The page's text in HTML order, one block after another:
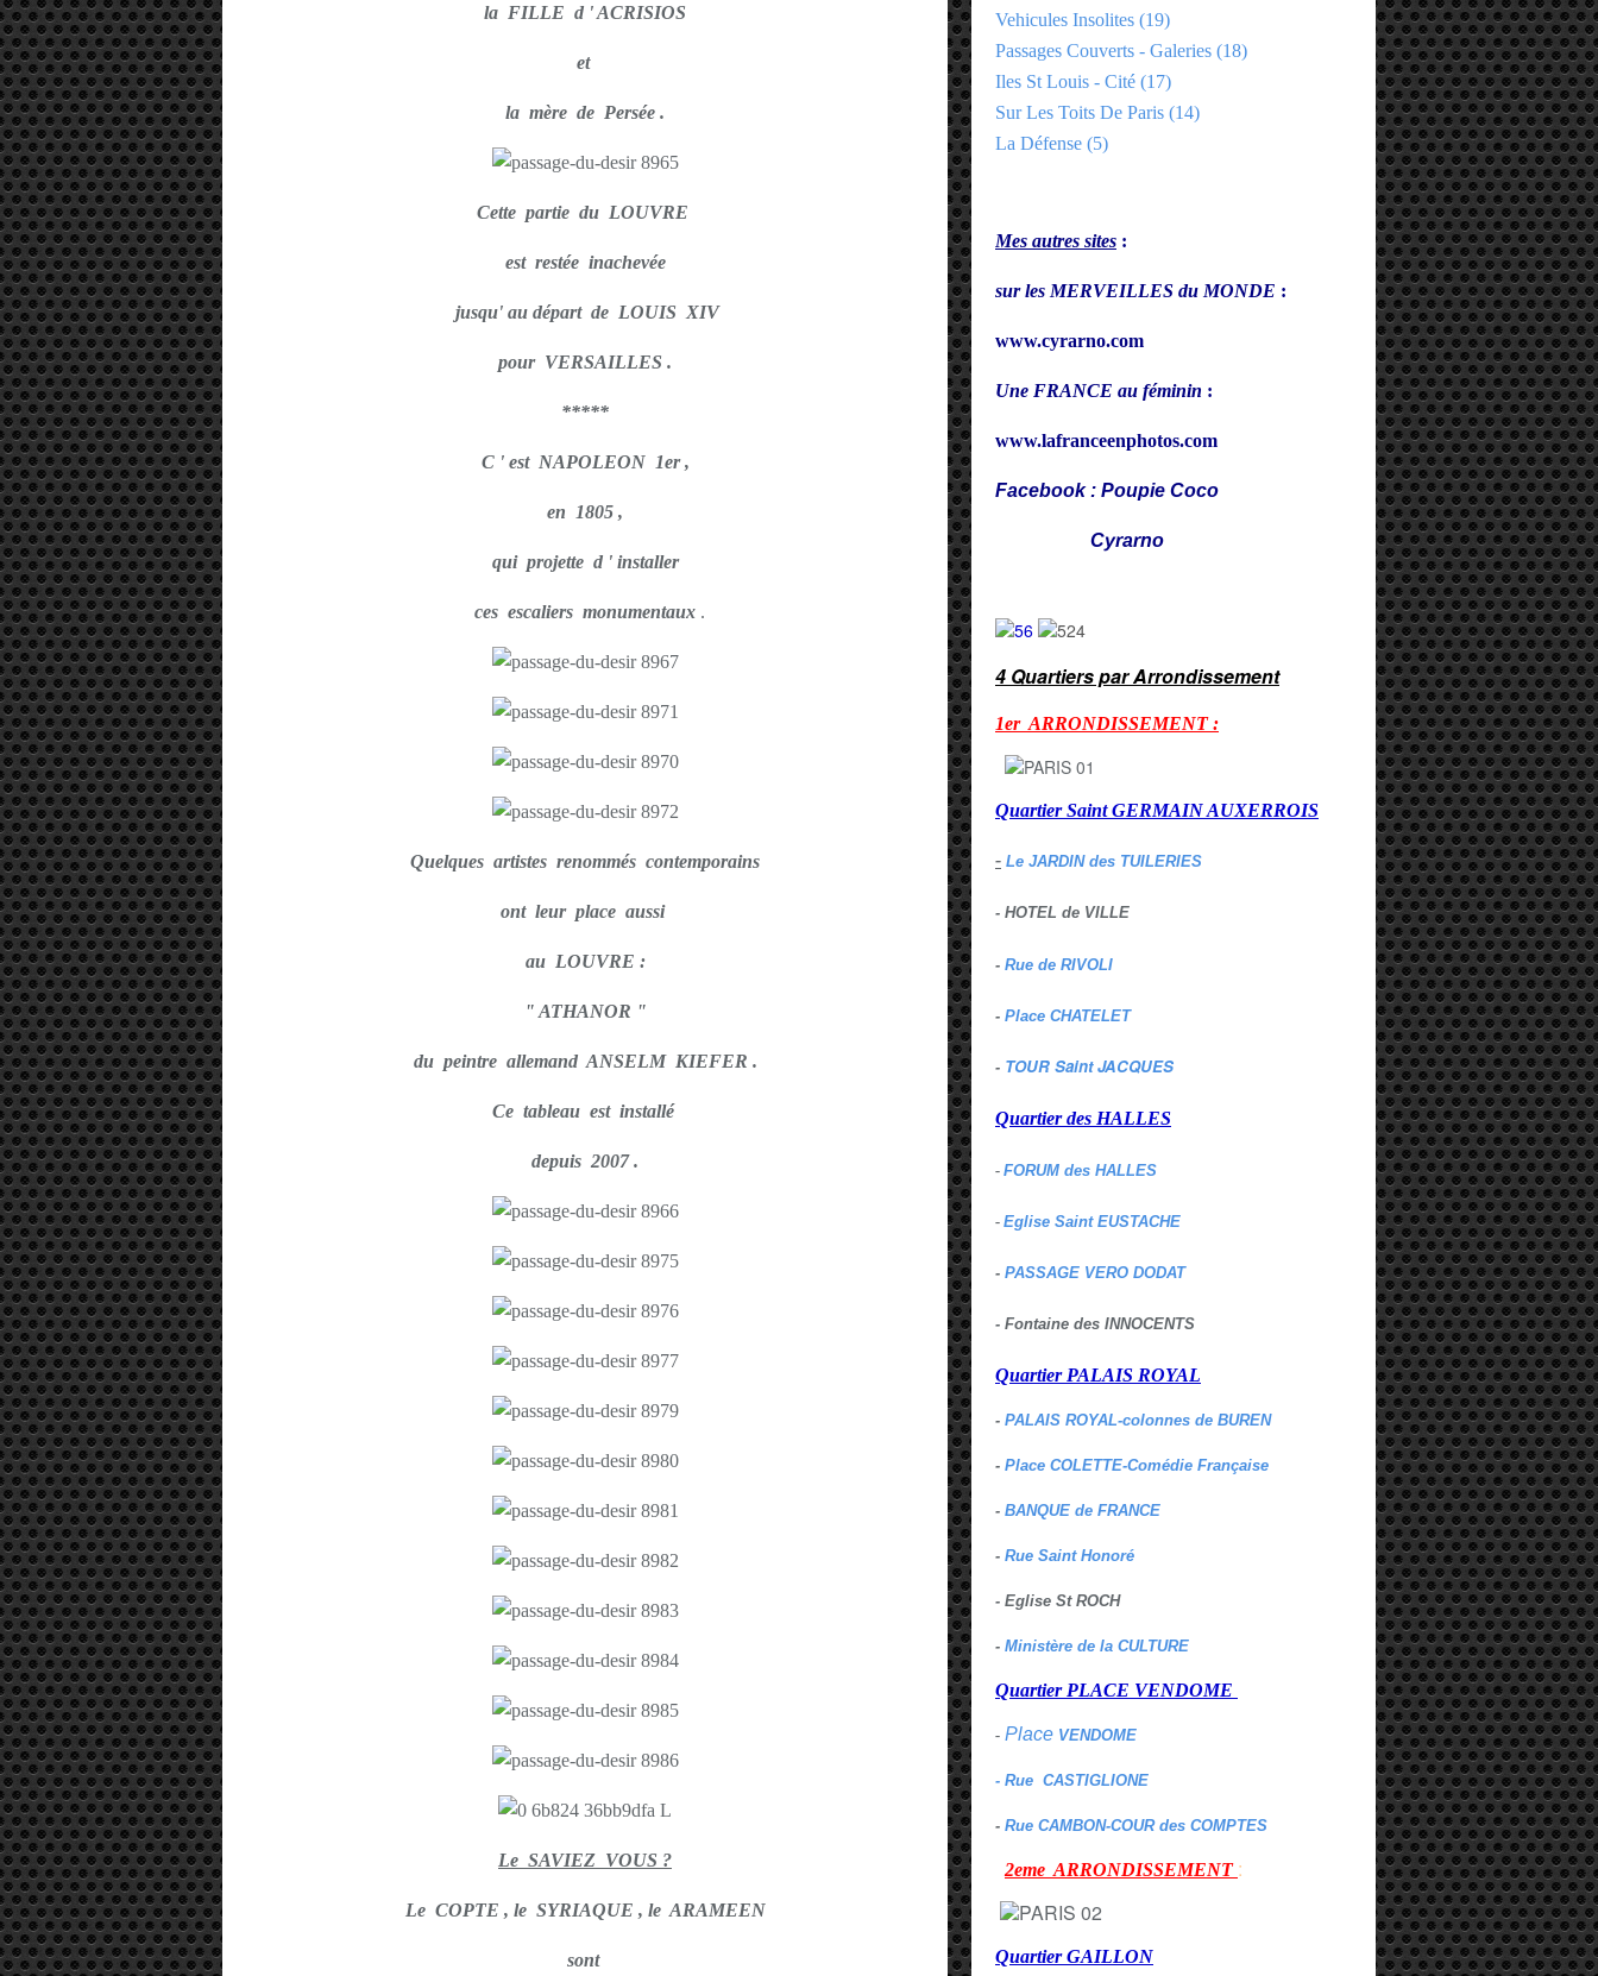
la FILLE d ' ACRISIOS
et
la mère de Persée .
Cette partie du LOUVRE
est restée inachevée
jusqu' au départ de LOUIS XIV
pour VERSAILLES .
*****
C ' est NAPOLEON 1er ,
en 1805 ,
qui projette d ' installer
ces escaliers monumentaux .
Quelques artistes renommés contemporains
ont leur place aussi
au LOUVRE :
" ATHANOR "
du peintre allemand ANSELM KIEFER .
Ce tableau est installé
depuis 2007 .
Le SAVIEZ VOUS ?
Le COPTE , le SYRIAQUE , le ARAMEEN
sont
Vehicules Insolites (19)
Passages Couverts - Galeries (18)
Iles St Louis - Cité (17)
Sur Les Toits De Paris (14)
La Défense (5)
Mes autres sites :
sur les MERVEILLES du MONDE :
www.cyrarno.com
Une FRANCE au féminin :
www.lafranceenphotos.com
Facebook : Poupie Coco
Cyrarno
4 Quartiers par Arrondissement
1er ARRONDISSEMENT :
Quartier Saint GERMAIN AUXERROIS
- Le JARDIN des TUILERIES
- HOTEL de VILLE
- Rue de RIVOLI
- Place CHATELET
- TOUR Saint JACQUES
Quartier des HALLES
- FORUM des HALLES
- Eglise Saint EUSTACHE
- PASSAGE VERO DODAT
- Fontaine des INNOCENTS
Quartier PALAIS ROYAL
- PALAIS ROYAL-colonnes de BUREN
- Place COLETTE-Comédie Française
- BANQUE de FRANCE
- Rue Saint Honoré
- Eglise St ROCH
- Ministère de la CULTURE
Quartier PLACE VENDOME
- Place VENDOME
- Rue CASTIGLIONE
- Rue CAMBON-COUR des COMPTES
2eme ARRONDISSEMENT :
Quartier GAILLON